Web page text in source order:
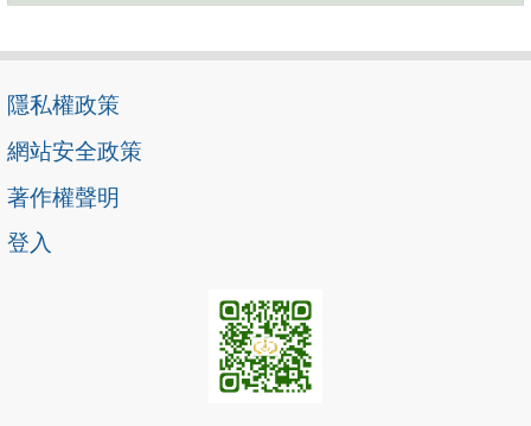
隱私權政策
網站安全政策
著作權聲明
登入